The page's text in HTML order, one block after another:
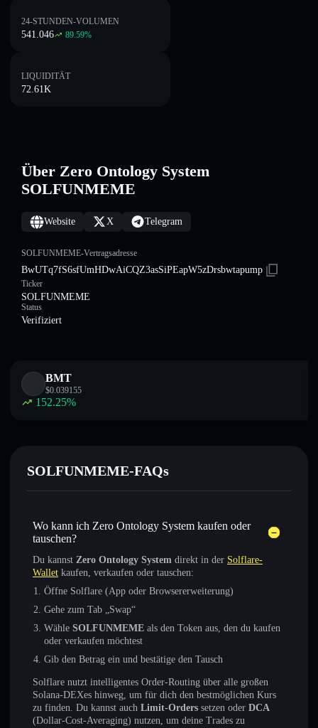
24-STUNDEN-VOLUMEN
541.046 89.59%
LIQUIDITÄT
72.61K
Über Zero Ontology System
SOLFUNMEME
Website X Telegram
SOLFUNMEME-Vertragsadresse
BwUTq7fS6sfUmHDwAiCQZ3asSiPEapW5zDrsbwtapump
Ticker
SOLFUNMEME
Status
Verifiziert
BMT
$0.039155
152.25%
SOLFUNMEME-FAQs
Wo kann ich Zero Ontology System kaufen oder
tauschen?
Du kannst Zero Ontology System direkt in der Solflare-
Wallet kaufen, verkaufen oder tauschen:
Öffne Solflare (App oder Browsererweiterung)
Gehe zum Tab „Swap“
Wähle SOLFUNMEME als den Token aus, den du kaufen
oder verkaufen möchtest
Gib den Betrag ein und bestätige den Tausch
Solflare nutzt intelligentes Order-Routing über alle großen
Solana-DEXes hinweg, um für dich den bestmöglichen Kurs
zu finden. Du kannst auch Limit-Orders setzen oder DCA
(Dollar-Cost-Averaging) nutzen, um deine Trades zu